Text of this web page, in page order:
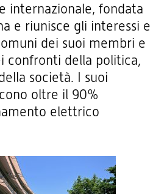
internazionale, fondata
e riunisce gli interessi e
dei suoi membri e
confronti della politica,
società. I suoi
oltre il 90%
elettrico